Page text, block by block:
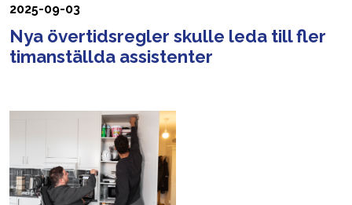
2025-09-03
Nya övertidsregler skulle leda till fler
timanställda assistenter